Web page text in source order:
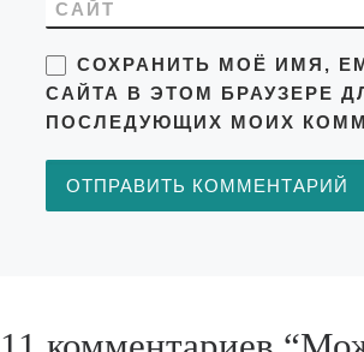
САЙТ
СОХРАНИТЬ МОЁ ИМЯ,
САЙТА В ЭТОМ БРАУЗЕРЕ
ПОСЛЕДУЮЩИХ МОИХ